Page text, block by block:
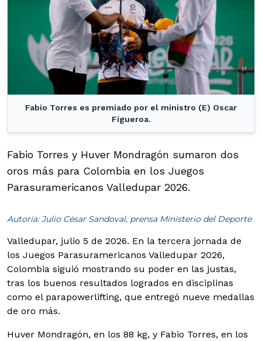
Fabio Torres es premiado por el ministro (E) Oscar
Figueroa.
Fabio Torres y Huver Mondragón sumaron dos
oros más para Colombia en los Juegos
Parasuramericanos Valledupar 2026.
Autoría: Julio César Sandoval, prensa Ministerio del Deporte
Valledupar, julio 5 de 2026. En la tercera jornada de
los Juegos Parasuramericanos Valledupar 2026,
Colombia siguió mostrando su poder en las justas,
tras los buenos resultados logrados en disciplinas
como el parapowerlifting, que entregó nueve medallas
de oro más.
Huver Mondragón, en los 88 kg, y Fabio Torres, en los